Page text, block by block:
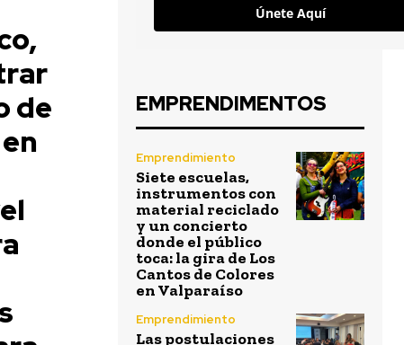
de
Únete Aquí
EMPRENDIMENTOS
Emprendimiento
Siete escuelas,
instrumentos con
material reciclado
y un concierto
donde el público
toca: la gira de Los
Cantos de Colores
en Valparaíso
Emprendimiento
Las postulaciones